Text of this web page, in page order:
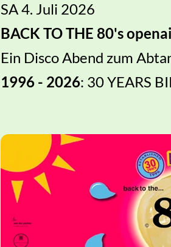
SA 4. Juli 2026
BACK TO THE 80's
Ein Disco Abend zum
1996 - 2026: 30 YEARS